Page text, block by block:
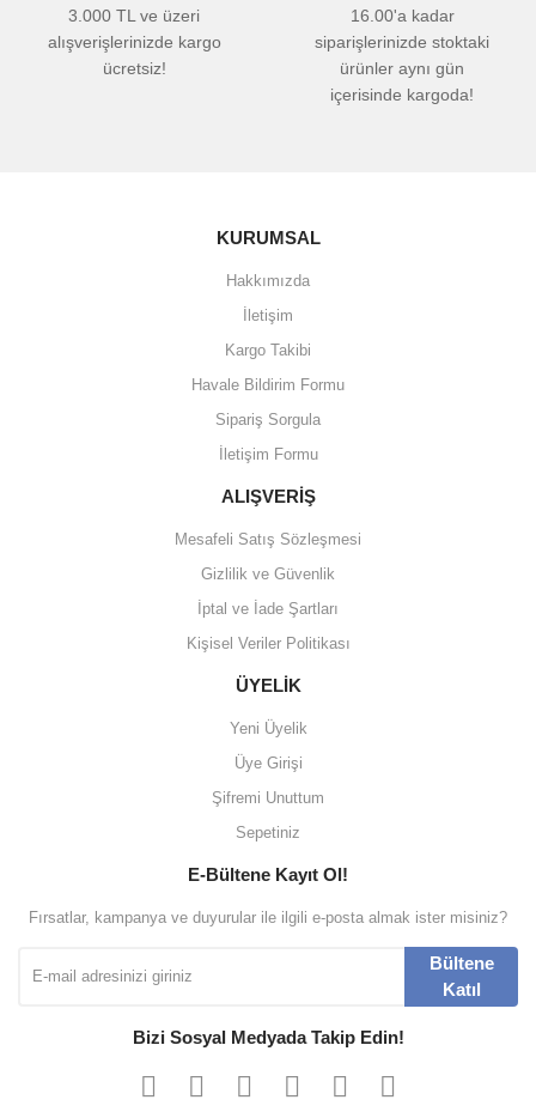
3.000 TL ve üzeri
alışverişlerinizde kargo
ücretsiz!
16.00'a kadar
siparişlerinizde stoktaki
ürünler aynı gün
içerisinde kargoda!
KURUMSAL
Hakkımızda
İletişim
Kargo Takibi
Havale Bildirim Formu
Sipariş Sorgula
İletişim Formu
ALIŞVERİŞ
Mesafeli Satış Sözleşmesi
Gizlilik ve Güvenlik
İptal ve İade Şartları
Kişisel Veriler Politikası
ÜYELİK
Yeni Üyelik
Üye Girişi
Şifremi Unuttum
Sepetiniz
E-Bültene Kayıt Ol!
Fırsatlar, kampanya ve duyurular ile ilgili e-posta almak ister misiniz?
Bültene
Katıl
Bizi Sosyal Medyada Takip Edin!